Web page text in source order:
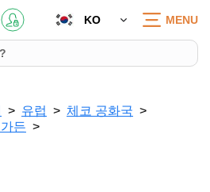
KO MENU
유럽
체코 공화국
든